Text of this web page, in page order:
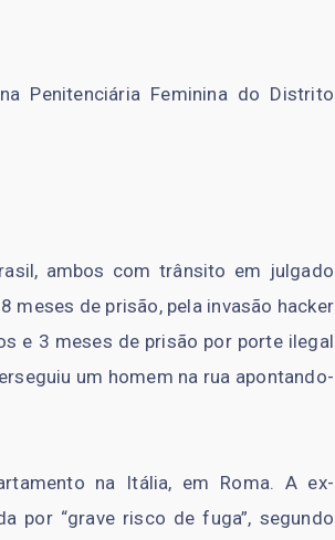
Penitenciária Feminina do Distrito
ambos com trânsito em julgado
meses de prisão, pela invasão hacker
e 3 meses de prisão por porte ilegal
um homem na rua apontando-
na Itália, em Roma. A ex-
por “grave risco de fuga”, segundo